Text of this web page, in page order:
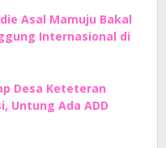
Asal Mamuju Bakal
Internasional di
Desa Keteteran
Untung Ada ADD